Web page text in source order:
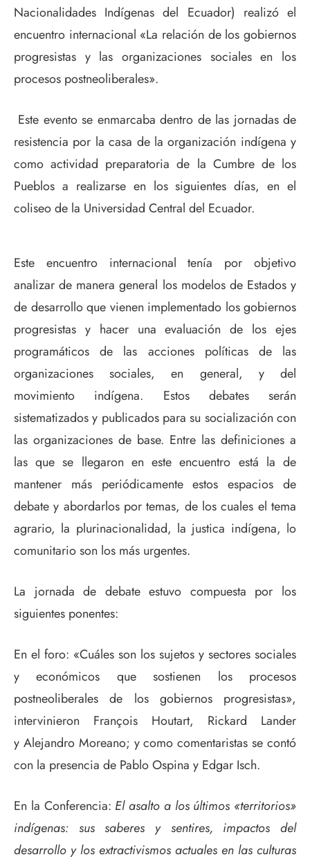
Nacionalidades Indígenas del Ecuador) realizó el
encuentro internacional «La relación de los gobiernos
progresistas y las organizaciones sociales en los
procesos postneoliberales».
Este evento se enmarcaba dentro de las jornadas de
resistencia por la casa de la organización indígena y
como actividad preparatoria de la Cumbre de los
Pueblos a realizarse en los siguientes días, en el
coliseo de la Universidad Central del Ecuador.
Este encuentro internacional tenía por objetivo
analizar de manera general los modelos de Estados y
de desarrollo que vienen implementado los gobiernos
progresistas y hacer una evaluación de los ejes
programáticos de las acciones políticas de las
organizaciones sociales, en general, y del
movimiento indígena. Estos debates serán
sistematizados y publicados para su socialización con
las organizaciones de base. Entre las definiciones a
las que se llegaron en este encuentro está la de
mantener más periódicamente estos espacios de
debate y abordarlos por temas, de los cuales el tema
agrario, la plurinacionalidad, la justica indígena, lo
comunitario son los más urgentes.
La jornada de debate estuvo compuesta por los
siguientes ponentes:
En el foro: «Cuáles son los sujetos y sectores sociales
y económicos que sostienen los procesos
postneoliberales de los gobiernos progresistas»,
intervinieron François Houtart, Rickard Lander
y Alejandro Moreano; y como comentaristas se contó
con la presencia de Pablo Ospina y Edgar Isch.
En la Conferencia: El asalto a los últimos «territorios»
indígenas: sus saberes y sentires, impactos del
desarrollo y los extractivismos actuales en las culturas